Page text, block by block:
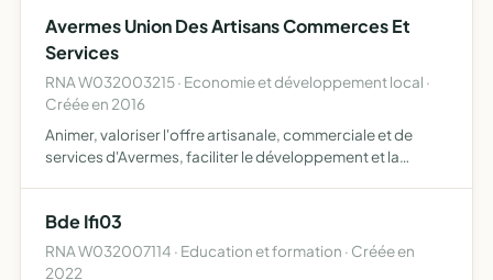
Avermes Union Des Artisans Commerces Et
Services
RNA W032003215 · Economie et développement local ·
Créée en 2016
Animer, valoriser l'offre artisanale, commerciale et de
services d'Avermes, faciliter le développement et la
Bde Ifi03
RNA W032007114 · Education et formation · Créée en
2022